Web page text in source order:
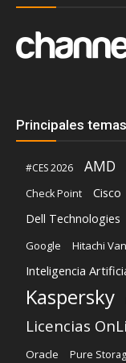
Principales temas
#CES 2026 AMD
Check Point
Cisco
Dell Technologies
Google Hitachi
Inteligencia
Kaspersky
Licencias
Oracle Pure